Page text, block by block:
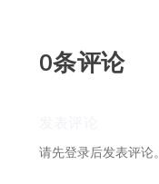
0条评论
请先登录后发表评论。